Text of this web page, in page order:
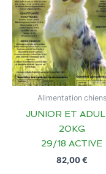
Alimentation chiens
JUNIOR ET
20KG
29/18 ACTIVE
82,00€